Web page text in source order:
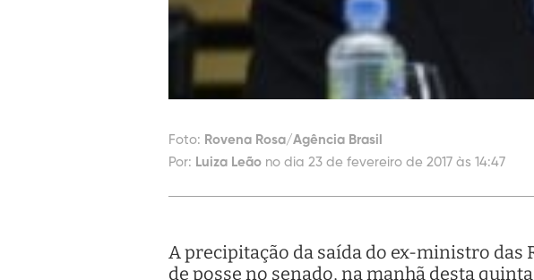
Foto: Rovena Rosa/Agência Brasil
Por: Luiza Leão no dia 23 de fevereiro de 2017 às 14:47
A precipitação da saída do ex-ministro das
de posse no senado, na manhã desta